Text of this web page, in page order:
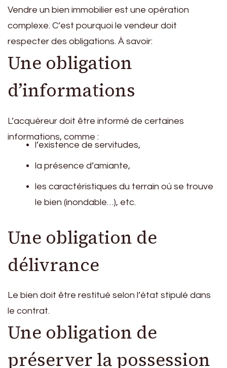
Vendre un bien immobilier est une opération
complexe. C’est pourquoi le vendeur doit
respecter des obligations. À savoir:
Une obligation
d’informations
L’acquéreur doit être informé de certaines
informations, comme :
l’existence de servitudes,
la présence d’amiante,
les caractéristiques du terrain où se trouve
le bien (inondable…), etc.
Une obligation de
délivrance
Le bien doit être restitué selon l’état stipulé dans
le contrat.
Une obligation de
préserver la possession